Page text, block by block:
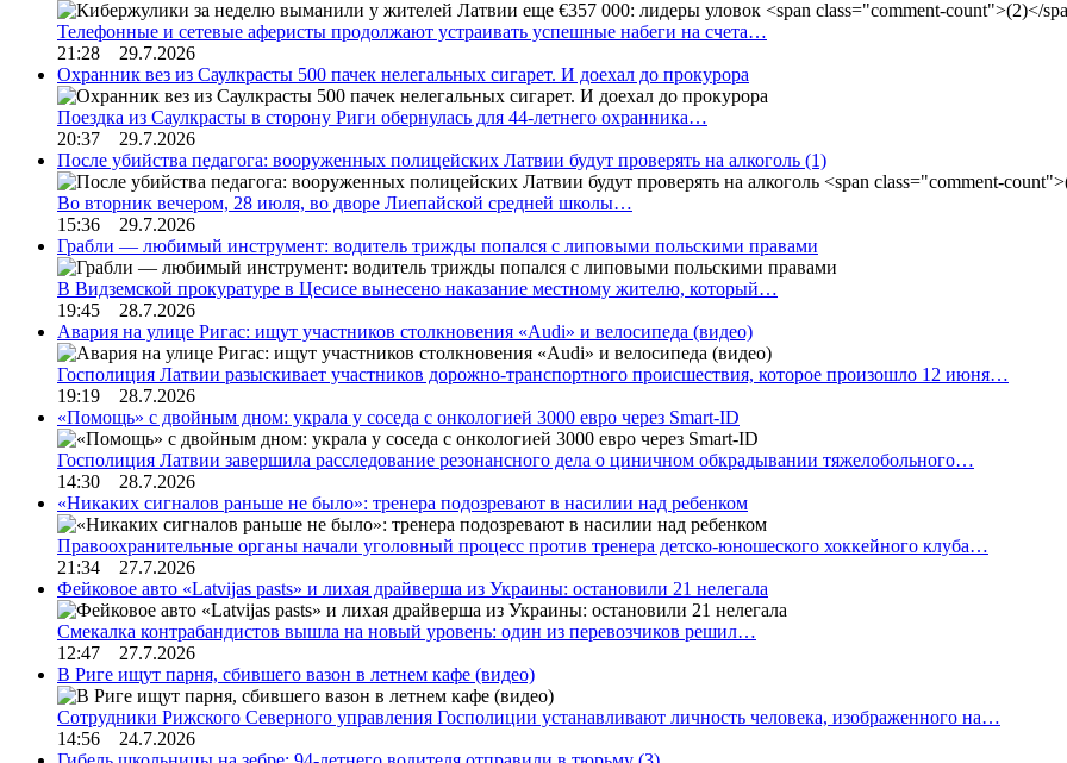
Телефонные и сетевые аферисты продолжают устраивать успешные набеги на счета…
21:28 29.7.2026
Охранник вез из Саулкрасты 500 пачек нелегальных сигарет. И доехал до прокурора
Поездка из Саулкрасты в сторону Риги обернулась для 44-летнего охранника…
20:37 29.7.2026
После убийства педагога: вооруженных полицейских Латвии будут проверять на алкоголь (1)
Во вторник вечером, 28 июля, во дворе Лиепайской средней школы…
15:36 29.7.2026
Грабли — любимый инструмент: водитель трижды попался с липовыми польскими правами
В Видземской прокуратуре в Цесисе вынесено наказание местному жителю, который…
19:45 28.7.2026
Авария на улице Ригас: ищут участников столкновения «Audi» и велосипеда (видео)
Госполиция Латвии разыскивает участников дорожно-транспортного происшествия, которое произошло 12 июня…
19:19 28.7.2026
«Помощь» с двойным дном: украла у соседа с онкологией 3000 евро через Smart-ID
Госполиция Латвии завершила расследование резонансного дела о циничном обкрадывании тяжелобольного…
14:30 28.7.2026
«Никаких сигналов раньше не было»: тренера подозревают в насилии над ребенком
Правоохранительные органы начали уголовный процесс против тренера детско-юношеского хоккейного клуба…
21:34 27.7.2026
Фейковое авто «Latvijas pasts» и лихая драйверша из Украины: остановили 21 нелегала
Смекалка контрабандистов вышла на новый уровень: один из перевозчиков решил…
12:47 27.7.2026
В Риге ищут парня, сбившего вазон в летнем кафе (видео)
Сотрудники Рижского Северного управления Госполиции устанавливают личность человека, изображенного на…
14:56 24.7.2026